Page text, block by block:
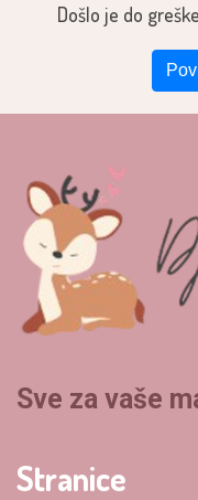
Došlo je do
Sve za vaše
Stranice